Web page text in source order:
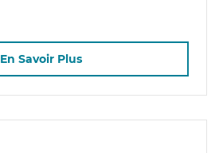
En Savoir Plus